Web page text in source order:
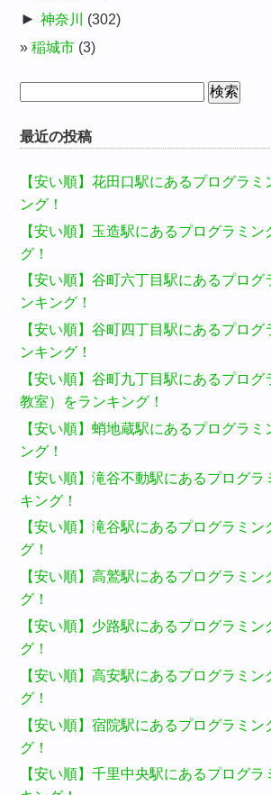
► 神奈川
(302)
稲城市 (3)
最近の投稿
【安い順】花田口駅にあるプログラ
ング！
【安い順】玉造駅にあるプログラミ
グ！
【安い順】谷町六丁目駅にあるプロ
ンキング！
【安い順】谷町四丁目駅にあるプロ
ンキング！
【安い順】谷町九丁目駅にあるプロ
教室）をランキング！
【安い順】蛸地蔵駅にあるプログラ
ング！
【安い順】滝谷不動駅にあるプログ
キング！
【安い順】滝谷駅にあるプログラミ
グ！
【安い順】高鷲駅にあるプログラミ
グ！
【安い順】少路駅にあるプログラミ
グ！
【安い順】高安駅にあるプログラミ
グ！
【安い順】宿院駅にあるプログラミ
グ！
【安い順】千里中央駅にあるプログ